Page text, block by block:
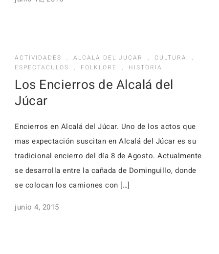
ACTIVIDADES , ALCALA DEL JUCAR , CULTURA
,
ESPECTACULOS
, FOLKLORE , HISTORIA
Los Encierros de Alcalá del
Júcar
Encierros en Alcalá del Júcar. Uno de los actos que
mas expectación suscitan en Alcalá del Júcar es su
tradicional encierro del día 8 de Agosto. Actualmente
se desarrolla entre la cañada de Dominguillo, donde
se colocan los camiones con […]
junio 4, 2015